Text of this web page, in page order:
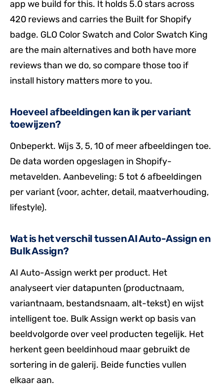
app we build for this. It holds 5.0 stars across
420 reviews and carries the Built for Shopify
badge. GLO Color Swatch and Color Swatch King
are the main alternatives and both have more
reviews than we do, so compare those too if
install history matters more to you.
Hoeveel afbeeldingen kan ik per variant
toewijzen?
Onbeperkt. Wijs 3, 5, 10 of meer afbeeldingen toe.
De data worden opgeslagen in Shopify-
metavelden. Aanbeveling: 5 tot 6 afbeeldingen
per variant (voor, achter, detail, maatverhouding,
lifestyle).
Wat is het verschil tussen AI Auto-Assign en
Bulk Assign?
AI Auto-Assign werkt per product. Het
analyseert vier datapunten (productnaam,
variantnaam, bestandsnaam, alt-tekst) en wijst
intelligent toe. Bulk Assign werkt op basis van
beeldvolgorde over veel producten tegelijk. Het
herkent geen beeldinhoud maar gebruikt de
sortering in de galerij. Beide functies vullen
elkaar aan.